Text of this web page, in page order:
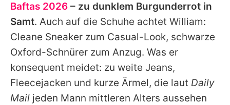
Baftas 2026 – zu dunklem Burgunderrot in
Samt. Auch auf die Schuhe achtet William:
Cleane Sneaker zum Casual-Look, schwarze
Oxford-Schnürer zum Anzug. Was er
konsequent meidet: zu weite Jeans,
Fleecejacken und kurze Ärmel, die laut Daily
Mail jeden Mann mittleren Alters aussehen